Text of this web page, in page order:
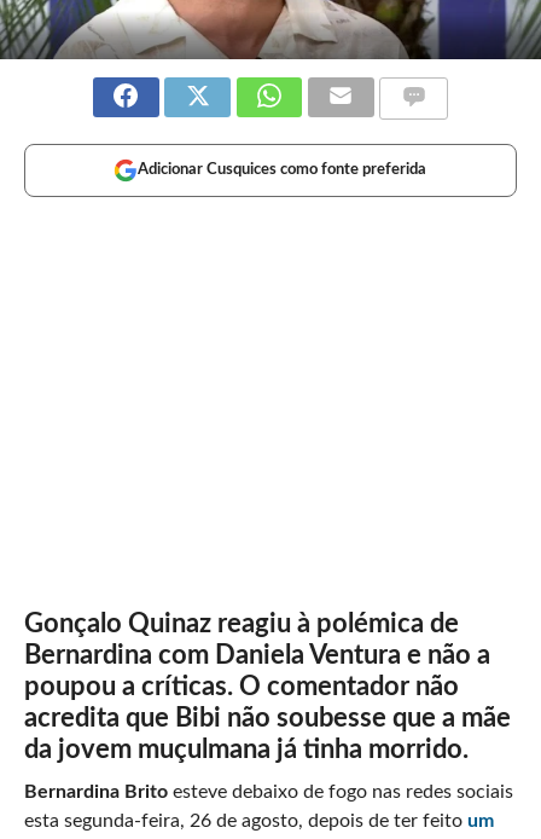
Adicionar Cusquices como fonte preferida
Gonçalo Quinaz reagiu à polémica de
Bernardina com Daniela Ventura e não a
poupou a críticas. O comentador não
acredita que Bibi não soubesse que a mãe
da jovem muçulmana já tinha morrido.
Bernardina Brito esteve debaixo de fogo nas redes sociais
esta segunda-feira, 26 de agosto, depois de ter feito um